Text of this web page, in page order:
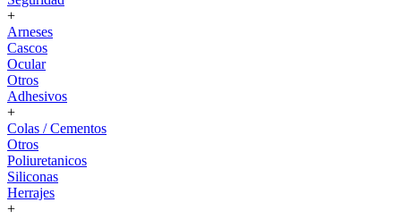
+
Arneses
Cascos
Ocular
Otros
Adhesivos
+
Colas / Cementos
Otros
Poliuretanicos
Siliconas
Herrajes
+